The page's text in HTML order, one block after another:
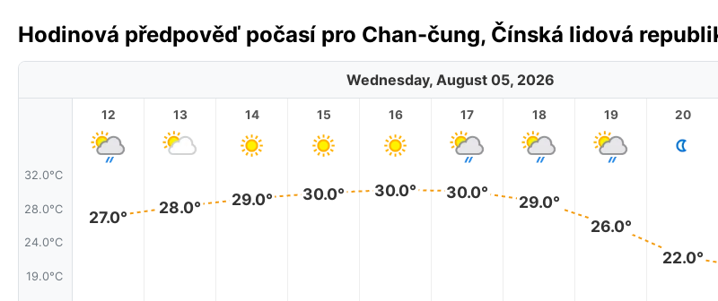
Hodinová předpověď počasí pro Chan-čung, Čínská lidová
Wednesday, August 05, 2026
32.0°C
28.0°C
24.0°C
19.0°C
12
27.0°
13
28.0°
14
29.0°
15
30.0°
16
30.0°
17
30.0°
18
29.0°
19
26.0°
20
22.0°